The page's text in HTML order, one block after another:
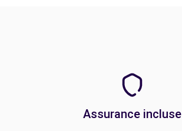
Assurance incluse